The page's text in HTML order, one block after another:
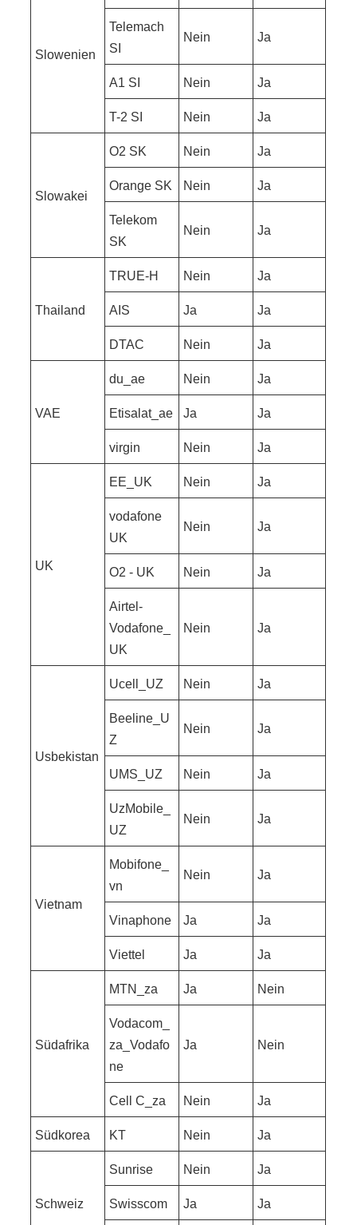
Slowenien
Telemach
SI
Nein Ja
A1 SI Nein Ja
T-2 SI Nein Ja
Slowakei
O2 SK Nein Ja
Orange SK Nein Ja
Telekom
SK
Nein Ja
Thailand
TRUE-H Nein Ja
AIS Ja Ja
DTAC Nein Ja
VAE
du_ae Nein Ja
Etisalat_ae Ja Ja
virgin Nein Ja
UK
EE_UK Nein Ja
vodafone
UK
Nein Ja
O2 - UK Nein Ja
Airtel-
Vodafone_
UK
Nein Ja
Usbekistan
Ucell_UZ Nein Ja
Beeline_U
Z
Nein Ja
UMS_UZ Nein Ja
UzMobile_
UZ
Nein Ja
Vietnam
Mobifone_
vn
Nein Ja
Vinaphone Ja Ja
Viettel Ja Ja
Südafrika
MTN_za Ja Nein
Vodacom_
za_Vodafo
ne
Ja Nein
Cell C_za Nein Ja
Südkorea KT Nein Ja
Schweiz
Sunrise Nein Ja
Swisscom Ja Ja